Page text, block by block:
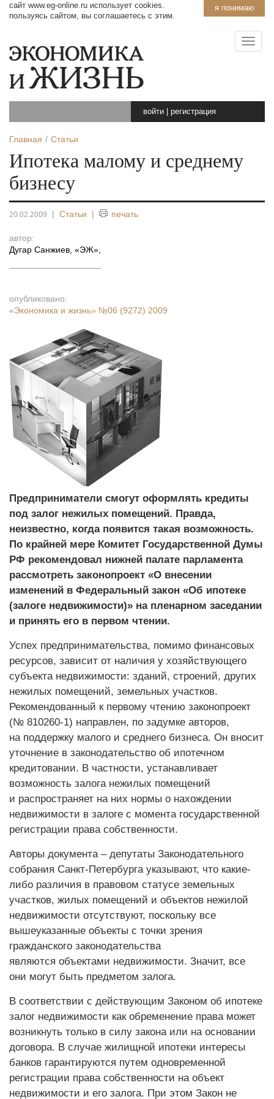
я понимаю
сайт www.eg-online.ru использует cookies.
пользуясь сайтом, вы соглашаетесь с этим.
войти регистрация
Главная Статьи
Ипотека малому и среднему
бизнесу
20.02.2009 | Статьи | печать
автор:
Дугар Санжиев, «ЭЖ»
опубликовано:
«Экономика и жизнь» №06 (9272) 2009
Предприниматели смогут оформлять кредиты
под залог нежилых помещений. Правда,
неизвестно, когда появится такая возможность.
По крайней мере Комитет Государственной Думы
РФ рекомендовал нижней палате парламента
рассмотреть законопроект «О внесении
изменений в Федеральный закон «Об ипотеке
(залоге недвижимости)» на пленарном заседании
и принять его в первом чтении.
Успех предпринимательства, помимо финансовых
ресурсов, зависит от наличия у хозяйствующего
субъекта недвижимости: зданий, строений, других
нежилых помещений, земельных участков.
Рекомендованный к первому чтению законопроект
(№ 810260-1) направлен, по задумке авторов,
на поддержку малого и среднего бизнеса. Он вносит
уточнение в законодательство об ипотечном
кредитовании. В частности, устанавливает
возможность залога нежилых помещений
и распространяет на них нормы о нахождении
недвижимости в залоге с момента государственной
регистрации права собственности.
Авторы документа – депутаты Законодательного
собрания Санкт-Петербурга указывают, что какие-
либо различия в правовом статусе земельных
участков, жилых помещений и объектов нежилой
недвижимости отсутствуют, поскольку все
вышеуказанные объекты с точки зрения
гражданского законодательства
являются объектами недвижимости. Значит, все
они могут быть предметом залога.
В соответствии с действующим Законом об ипотеке
залог недвижимости как обременение права может
возникнуть только в силу закона или на основании
договора. В случае жилищной ипотеки интересы
банков гарантируются путем одновременной
регистрации права собственности на объект
недвижимости и его залога. При этом Закон не